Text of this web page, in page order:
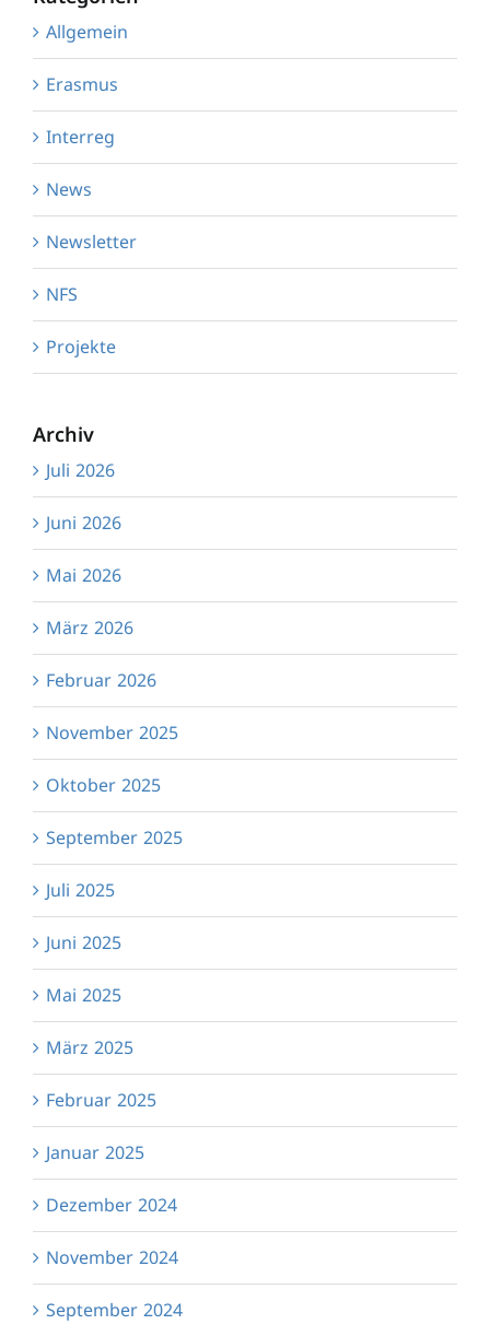
Allgemein
Erasmus
Interreg
News
Newsletter
NFS
Projekte
Archiv
Juli 2026
Juni 2026
Mai 2026
März 2026
Februar 2026
November 2025
Oktober 2025
September 2025
Juli 2025
Juni 2025
Mai 2025
März 2025
Februar 2025
Januar 2025
Dezember 2024
November 2024
September 2024